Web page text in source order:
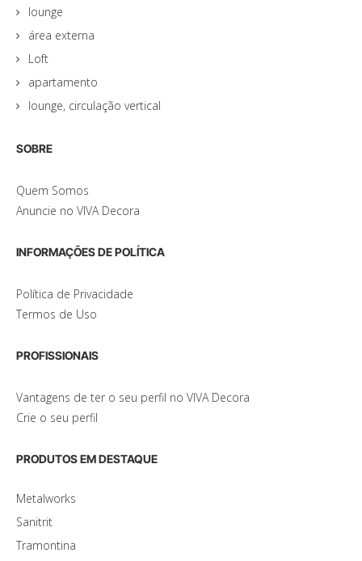
lounge
área externa
Loft
apartamento
lounge, circulação vertical
SOBRE
Quem Somos
Anuncie no VIVA Decora
INFORMAÇÕES DE POLÍTICA
Política de Privacidade
Termos de Uso
PROFISSIONAIS
Vantagens de ter o seu perfil no VIVA Decora
Crie o seu perfil
PRODUTOS EM DESTAQUE
Metalworks
Sanitrit
Tramontina